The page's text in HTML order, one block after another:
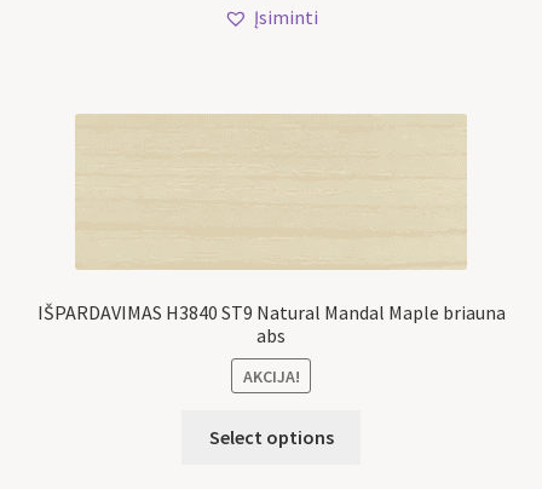
Įsiminti
IŠPARDAVIMAS H3840 ST9 Natural Mandal Maple briauna
abs
AKCIJA!
Select options